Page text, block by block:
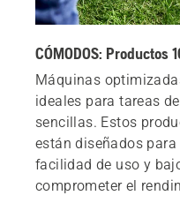
CÓMODOS: Productos
Máquinas
ideales para tareas
sencillas. Estos
están diseñados
facilidad de uso y
comprometer el